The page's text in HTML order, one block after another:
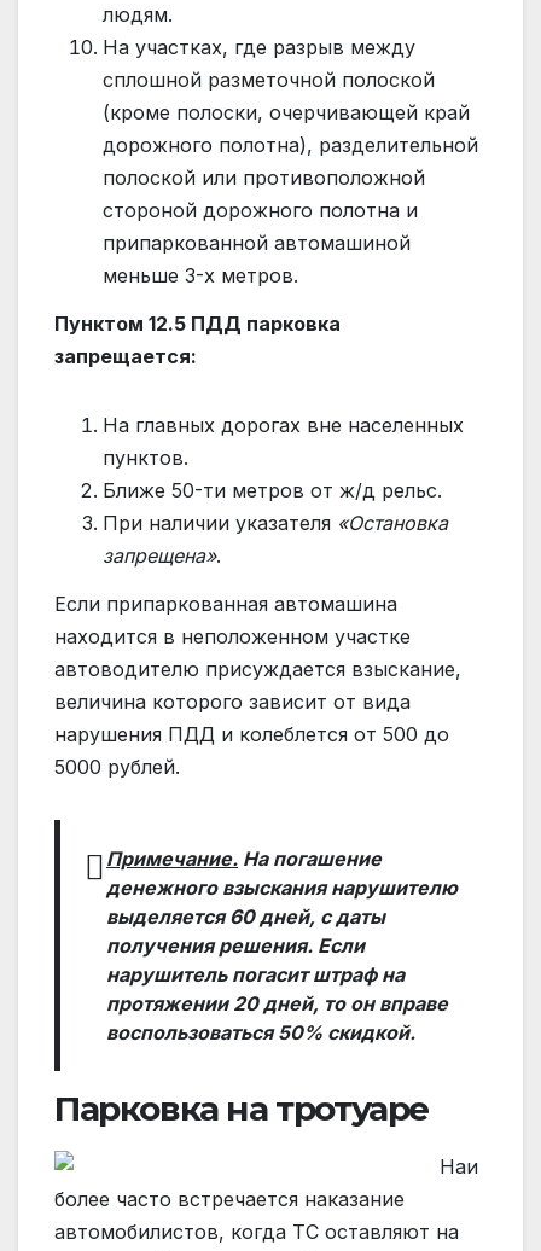
людям.
На участках, где разрыв между
сплошной разметочной полоской
(кроме полоски, очерчивающей край
дорожного полотна), разделительной
полоской или противоположной
стороной дорожного полотна и
припаркованной автомашиной
меньше 3-х метров.
Пунктом 12.5 ПДД парковка
запрещается:
На главных дорогах вне населенных
пунктов.
Ближе 50-ти метров от ж/д рельс.
При наличии указателя «Остановка
запрещена».
Если припаркованная автомашина
находится в неположенном участке
автоводителю присуждается взыскание,
величина которого зависит от вида
нарушения ПДД и колеблется от 500 до
5000 рублей.
Примечание. На погашение
денежного взыскания нарушителю
выделяется 60 дней, с даты
получения решения. Если
нарушитель погасит штраф на
протяжении 20 дней, то он вправе
воспользоваться 50% скидкой.
Парковка на тротуаре
Наи
более часто встречается наказание
автомобилистов, когда ТС оставляют на